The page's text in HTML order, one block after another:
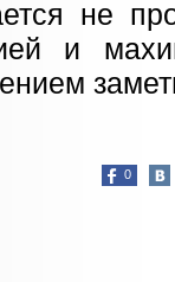
не
и
0